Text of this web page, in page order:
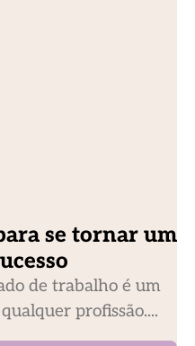
se tornar um
de trabalho é um
profissão....